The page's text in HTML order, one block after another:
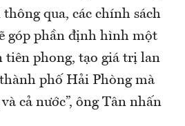
qua, các chính sách
góp phần định hình một
phong, tạo giá trị lan
phố Hải Phòng mà
cả nước”, ông Tân nhấn